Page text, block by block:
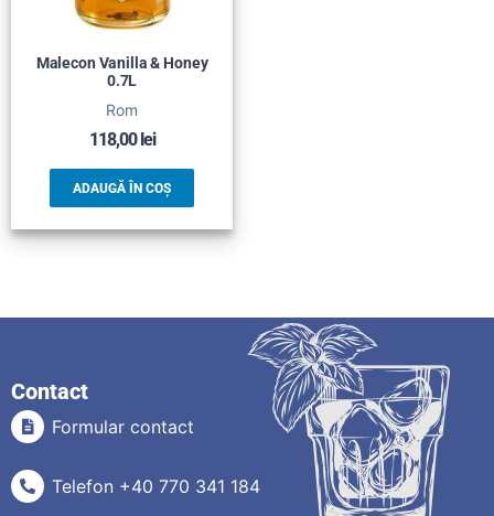
Malecon Vanilla & Honey
0.7L
Rom
118,00lei
ADAUGĂ ÎN COȘ
Contact
Formular contact
Telefon +40 770 341 184